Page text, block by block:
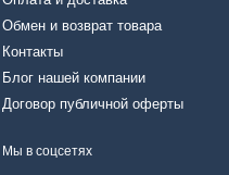
Обмен и возврат товара
Контакты
Блог нашей компании
Договор публичной оферты
Мы в соцсетях